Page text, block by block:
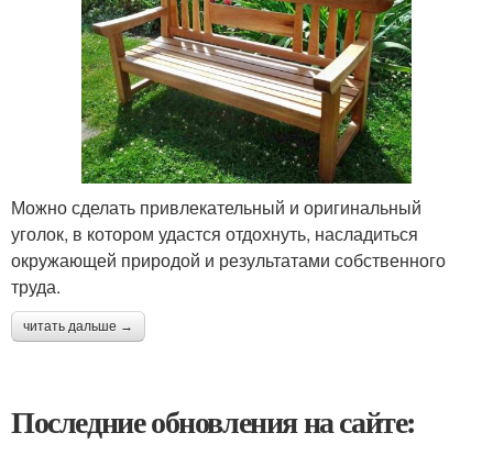
Можно сделать привлекательный и оригинальный
уголок, в котором удастся отдохнуть, насладиться
окружающей природой и результатами собственного
труда.
читать дальше →
Последние обновления на сайте: